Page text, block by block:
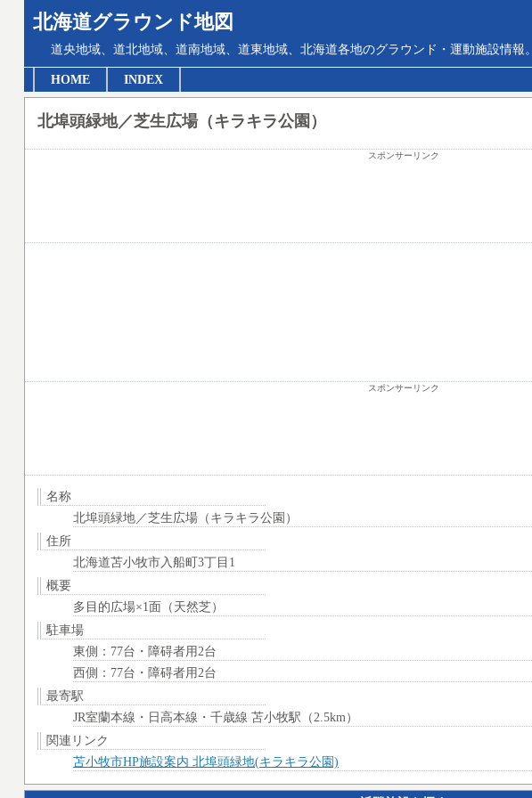
北海道グラウンド地図
道央地域、道北地域、道南地域、道東地域、北海道各地のグラウンド・運動施設情報。
HOME INDEX
北埠頭緑地／芝生広場（キラキラ公園）
スポンサーリンク
スポンサーリンク
名称
北埠頭緑地／芝生広場（キラキラ公園）
住所
北海道苫小牧市入船町3丁目1
概要
多目的広場×1面（天然芝）
駐車場
東側：77台・障碍者用2台
西側：77台・障碍者用2台
最寄駅
JR室蘭本線・日高本線・千歳線 苫小牧駅（2.5km）
関連リンク
苫小牧市HP施設案内 北埠頭緑地(キラキラ公園)